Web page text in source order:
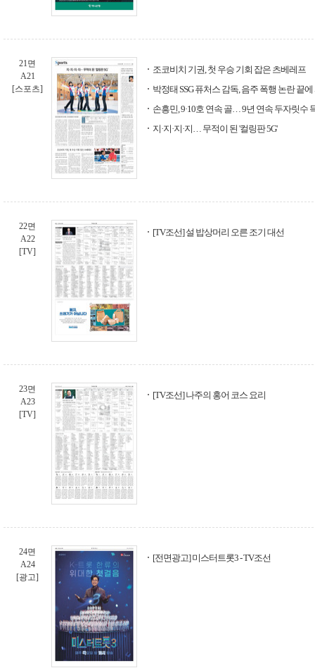
21면
A21
[스포츠]
조코비치 기권, 첫 우승 기회 잡은 츠베레프
박정태 SSG 퓨처스 감독, 음주 폭행 논란 끝
손흥민, 9·10호 연속 골… 9년 연속 두자릿수
지·지·지·지… 무적이 된 '컬링판 5G'
22면
A22
[TV]
[TV조선] 설 밥상머리 오른 조기 대선
23면
A23
[TV]
[TV조선] 나주의 홍어 코스 요리
24면
A24
[광고]
[전면광고] 미스터트롯3 - TV조선